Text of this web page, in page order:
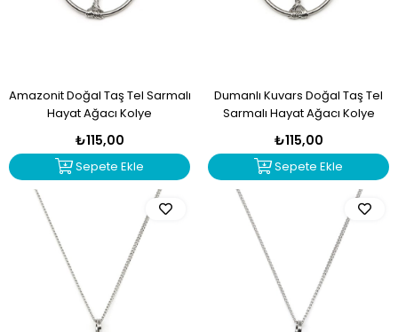
Amazonit Doğal Taş Tel Sarmalı
Hayat Ağacı Kolye
₺115,00
Sepete Ekle
Dumanlı Kuvars Doğal Taş Tel
Sarmalı Hayat Ağacı Kolye
₺115,00
Sepete Ekle